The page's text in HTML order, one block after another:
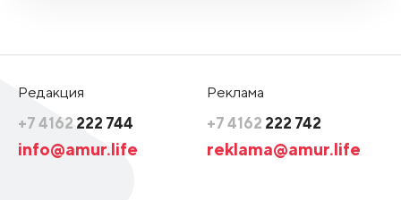
Редакция
+7 4162 222 744
info@amur.life
Реклама
+7 4162 222 742
reklama@amur.life